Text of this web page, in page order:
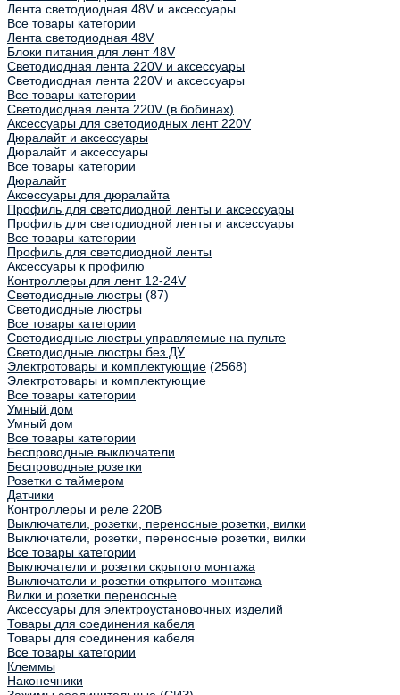
Лента светодиодная 48V и аксессуары
Все товары категории
Лента светодиодная 48V
Блоки питания для лент 48V
Светодиодная лента 220V и аксессуары
Светодиодная лента 220V и аксессуары
Все товары категории
Светодиодная лента 220V (в бобинах)
Аксессуары для светодиодных лент 220V
Дюралайт и аксессуары
Дюралайт и аксессуары
Все товары категории
Дюралайт
Аксессуары для дюралайта
Профиль для светодиодной ленты и аксессуары
Профиль для светодиодной ленты и аксессуары
Все товары категории
Профиль для светодиодной ленты
Аксессуары к профилю
Контроллеры для лент 12-24V
Светодиодные люстры (87)
Светодиодные люстры
Все товары категории
Светодиодные люстры управляемые на пульте
Светодиодные люстры без ДУ
Электротовары и комплектующие (2568)
Электротовары и комплектующие
Все товары категории
Умный дом
Умный дом
Все товары категории
Беспроводные выключатели
Беспроводные розетки
Розетки с таймером
Датчики
Контроллеры и реле 220В
Выключатели, розетки, переносные розетки, вилки
Выключатели, розетки, переносные розетки, вилки
Все товары категории
Выключатели и розетки скрытого монтажа
Выключатели и розетки открытого монтажа
Вилки и розетки переносные
Аксессуары для электроустановочных изделий
Товары для соединения кабеля
Товары для соединения кабеля
Все товары категории
Клеммы
Наконечники